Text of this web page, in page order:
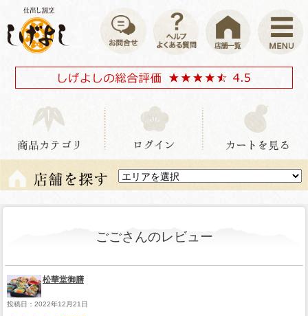
ごごさんのレビュー
松華堂御膳
投稿日：2022年12月21日